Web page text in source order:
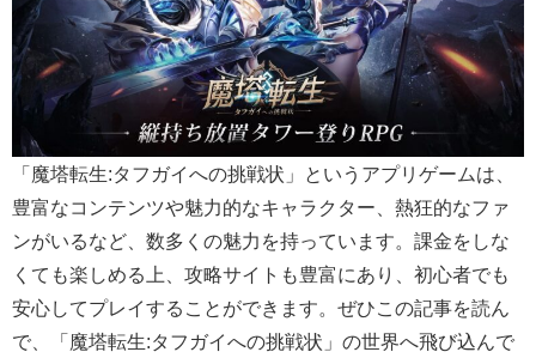
「魔塔転生:タフガイへの挑戦状」というアプリゲームは、
豊富なコンテンツや魅力的なキャラクター、熱狂的なファ
ンがいるなど、数多くの魅力を持っています。課金をしな
くても楽しめる上、攻略サイトも豊富にあり、初心者でも
安心してプレイすることができます。ぜひこの記事を読ん
で、「魔塔転生:タフガイへの挑戦状」の世界へ飛び込んで